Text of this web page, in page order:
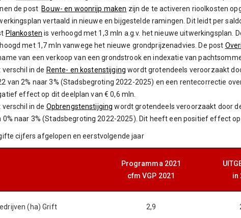
de post Bouw- en woonrijp maken zijn de te activeren rioolkosten
vertaald in nieuwe en bijgestelde ramingen. Dit leidt per
Plankosten is verhoogd met 1,3 mln a.g.v. het nieuwe uitwerkingsplan.
met 1,7 mln vanwege het nieuwe grondprijzenadvies. De post
van een verkoop van een grondstrook en indexatie van
verschil in de Rente- en kostenstijging wordt grotendeels veroorzaakt
van 2% naar 3% (Stadsbegroting 2022-2025) en een rentecorrectie
effect op dit deelplan van € 0,6 mln.
verschil in de Opbrengstenstijging wordt grotendeels veroorzaakt door
0% naar 3% (Stadsbegroting 2022-2025). Dit heeft een positief effect op
cijfers afgelopen en eerstvolgende jaar
Programma 2021
cfm VGP 2021
in
(ha) Grift 2,9